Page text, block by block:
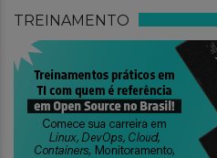
TREINAMENTO